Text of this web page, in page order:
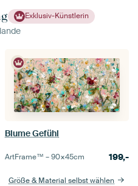
Exklusiv-Künstlerin
Blume Gefühl
ArtFrame™ –90×45cm 199,-
Größe & Material selbst wählen